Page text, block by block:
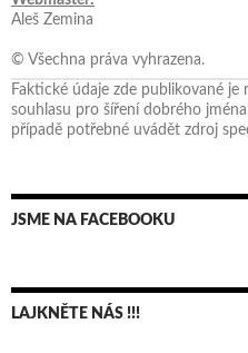
Aleš Zemina
© Všechna práva vyhrazena.
Faktické údaje zde publikované
souhlasu pro šíření dobrého
případě potřebné uvádět zdroj
JSME NA FACEBOOKU
LAJKNĚTE NÁS !!!